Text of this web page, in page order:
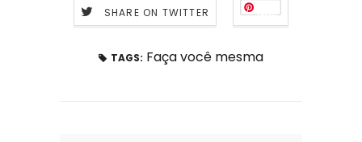
SHARE ON TWITTER Save
TAGS: Faça você mesma